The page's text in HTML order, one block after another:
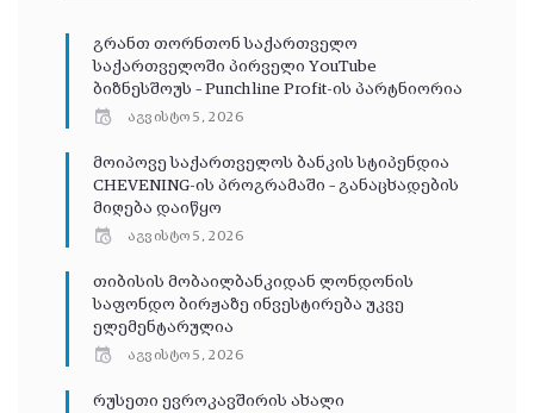
გრანთ თორნთონ საქართველო
საქართველოში პირველი YouTube
ბიზნესშოუს – Punchline Profit-ის პარტნიორია
აგვისტო 5, 2026
მოიპოვე საქართველოს ბანკის სტიპენდია
CHEVENING-ის პროგრამაში – განაცხადების
მიღება დაიწყო
აგვისტო 5, 2026
თიბისის მობაილბანკიდან ლონდონის
საფონდო ბირჟაზე ინვესტირება უკვე
ელემენტარულია
აგვისტო 5, 2026
რუსეთი ევროკავშირის ახალი